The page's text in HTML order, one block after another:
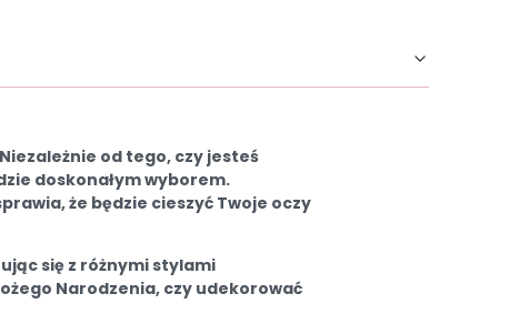
od tego, czy jesteś
doskonałym wyborem.
że ​​będzie cieszyć Twoje oczy
się z różnymi stylami
Narodzenia, czy udekorować